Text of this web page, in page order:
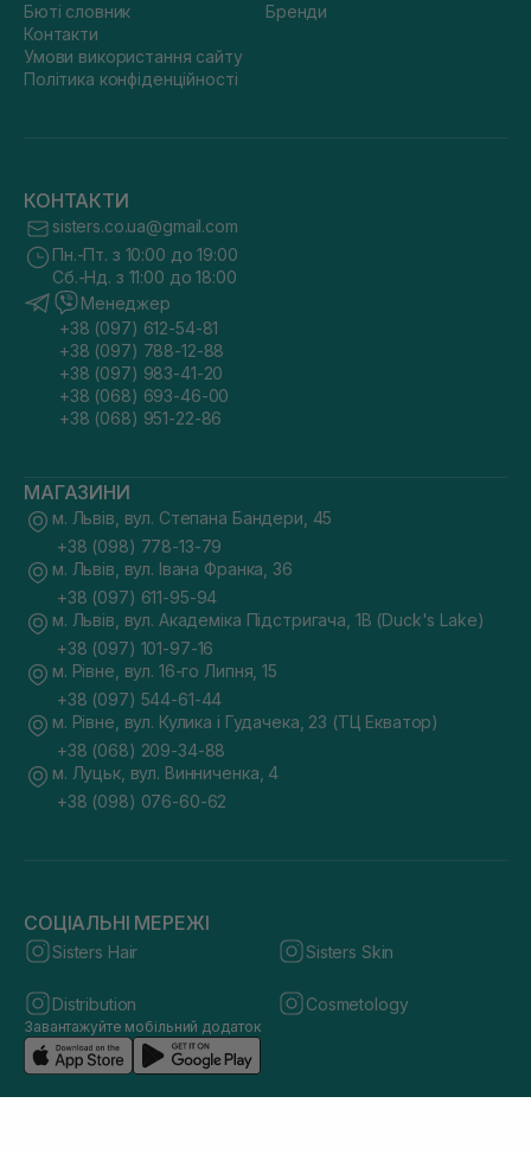
Бюті словник
Контакти
Умови використання сайту
Політика конфіденційності
Бренди
КОНТАКТИ
sisters.co.ua@gmail.com
Пн.-Пт. з 10:00 до 19:00
Сб.-Нд. з 11:00 до 18:00
Менеджер
+38 (097) 612-54-81
+38 (097) 788-12-88
+38 (097) 983-41-20
+38 (068) 693-46-00
+38 (068) 951-22-86
МАГАЗИНИ
м. Львів, вул. Степана Бандери, 45
+38 (098) 778-13-79
м. Львів, вул. Івана Франка, 36
+38 (097) 611-95-94
м. Львів, вул. Академіка Підстригача, 1В (Duck's Lake)
+38 (097) 101-97-16
м. Рівне, вул. 16-го Липня, 15
+38 (097) 544-61-44
м. Рівне, вул. Кулика і Гудачека, 23 (ТЦ Екватор)
+38 (068) 209-34-88
м. Луцьк, вул. Винниченка, 4
+38 (098) 076-60-62
СОЦІАЛЬНІ МЕРЕЖІ
Sisters Hair Sisters Skin
Distribution Cosmetology
Завантажуйте мобільний додаток